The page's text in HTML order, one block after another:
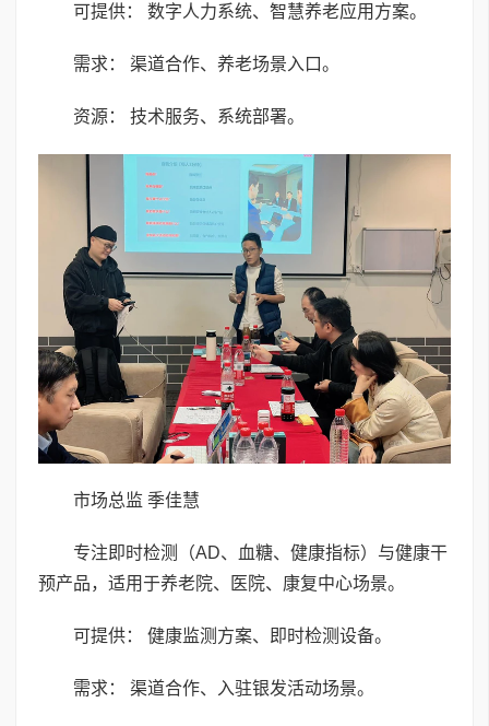
可提供： 数字人力系统、智慧养老应用方案。
需求： 渠道合作、养老场景入口。
资源： 技术服务、系统部署。
市场总监 季佳慧
专注即时检测（AD、血糖、健康指标）与健康干
预产品，适用于养老院、医院、康复中心场景。
可提供： 健康监测方案、即时检测设备。
需求： 渠道合作、入驻银发活动场景。